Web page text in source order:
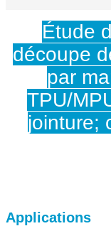
Étude
découpe
par
TPU/
jointure;
Applications